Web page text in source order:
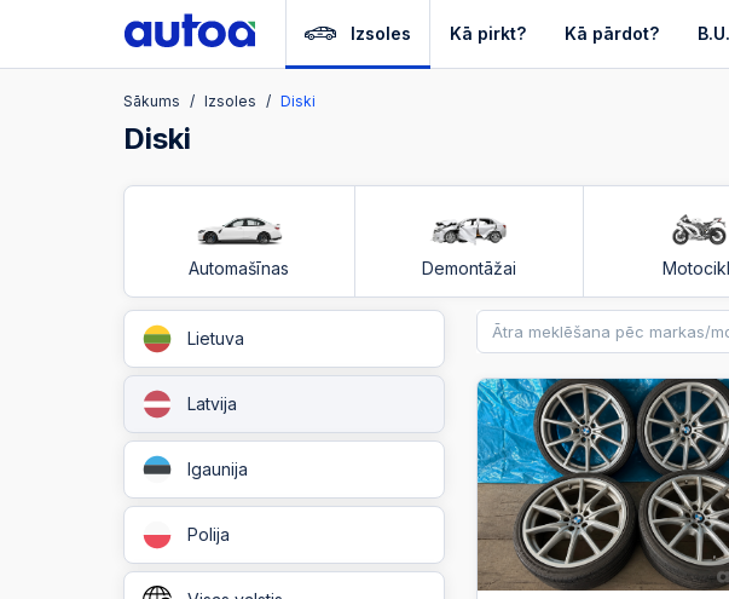
Izsoles Kā pirkt? Kā pārdot?
Sākums Izsoles Diski
Diski
Automašīnas Demontāžai
Lietuva
Latvija
Igaunija
Polija